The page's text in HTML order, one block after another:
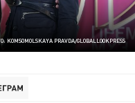
KOMSOMOLSKAYA PRAVDA/GLOBALLOOKPRESS